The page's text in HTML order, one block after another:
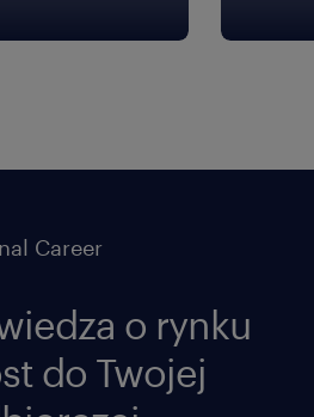
o rynku
do Twojej